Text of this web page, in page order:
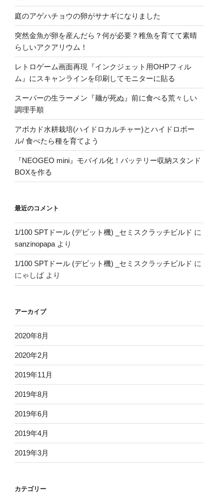
庭のアゲハチョウの卵がサナギになりました
突然金魚が卵を産んだら？何が必要？稚魚を育てて素晴
らしいアクアリウム！
レトロゲーム画面再現『インクジェット用OHPフィル
ム』にスキャンラインを印刷してモニターに貼る
スーパーの生ラーメン『麺が死ぬ』前に食べる荒々しい
調理手順
アボカド水耕栽培(ハイドロカルチャー)とハイドロボー
ル/ 食べたら種を育てよう
『NEOGEO mini』モバイル化！バッテリー収納スタンド
BOXを作る
最近のコメント
1/100 SPTドール (デビット機) _セミスクラッチビルド に
sanzinopapa より
1/100 SPTドール (デビット機) _セミスクラッチビルド に
にゃしばより
アーカイブ
2020年8月
2020年2月
2019年11月
2019年8月
2019年6月
2019年4月
2019年3月
カテゴリー